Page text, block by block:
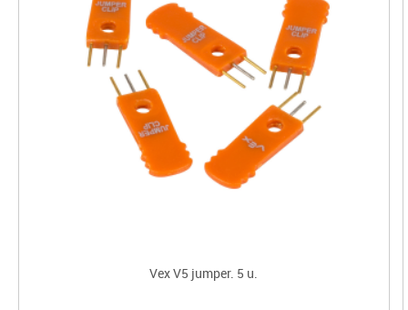
Vex V5 jumper. 5 u.